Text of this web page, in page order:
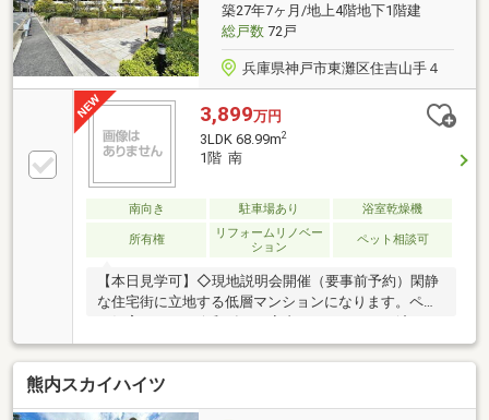
築27年7ヶ月/地上4階地下1階建
総戸数72戸
兵庫県神戸市東灘区住吉山手４
3,899万円
3LDK 68.99m2
1階 南
南向き 駐車場あり 浴室乾燥機
所有権
リフォームリノベー
ション
ペット相談可
【本日見学可】◇現地説明会開催（要事前予約）閑静
な住宅街に立地する低層マンションになります。ペッ
ト飼育可です。令和8年7月室内フルリフォーム済みで
すぐにでもお住まいいただけます♪阪急「御影」駅徒
歩7分
熊内スカイハイツ